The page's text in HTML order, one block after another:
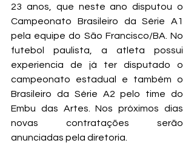
23 anos, que neste ano disputou o
Campeonato Brasileiro da Série A1
pela equipe do São Francisco/BA. No
futebol paulista, a atleta possui
experiencia de já ter disputado o
campeonato estadual e também o
Brasileiro da Série A2 pelo time do
Embu das Artes. Nos próximos dias
novas contratações serão
anunciadas pela diretoria.